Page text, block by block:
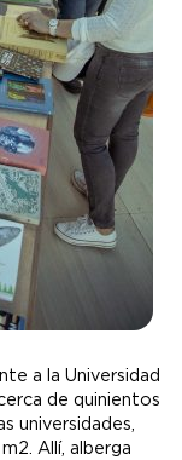
a la Universidad
de quinientos
universidades,
Allí, alberga